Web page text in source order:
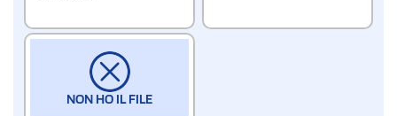
NON HO IL FILE